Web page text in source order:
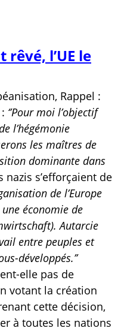
l’UE le
Rappel :
: ‘’Pour moi l’objectif
l’hégémonie
les maîtres de
dominante dans
nazis s’efforçaient de
de l’Europe
économie de
Autarcie
entre peuples et
développés.’’
elle pas de
votant la création
cette décision,
à toutes les nations